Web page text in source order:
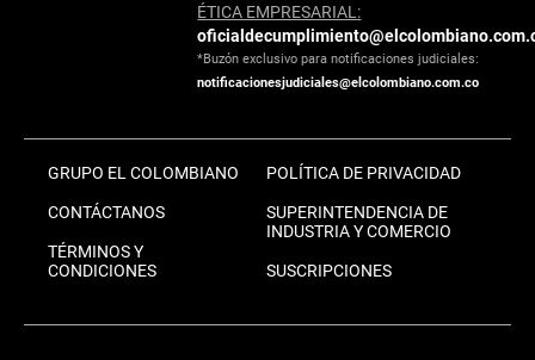
ÉTICA EMPRESARIAL:
*Buzón exclusivo para notificaciones judiciales:
notificacionesjudiciales@elcolombiano.com.co
GRUPO EL COLOMBIANO
CONTÁCTANOS
TÉRMINOS Y
CONDICIONES
POLÍTICA DE PRIVACIDAD
SUPERINTENDENCIA DE
INDUSTRIA Y COMERCIO
SUSCRIPCIONES